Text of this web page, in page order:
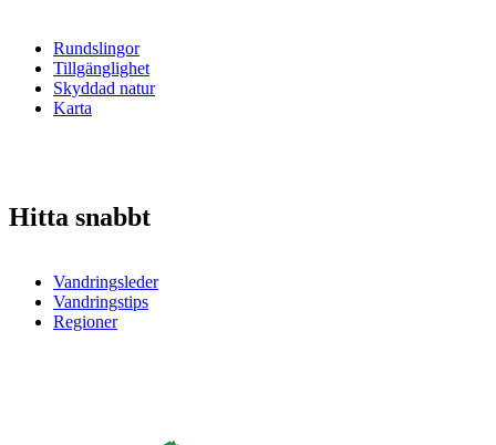
Rundslingor
Tillgänglighet
Skyddad natur
Karta
Hitta snabbt
Vandringsleder
Vandringstips
Regioner